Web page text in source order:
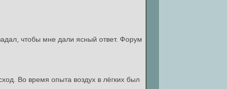
чтобы мне дали ясный ответ. Форум
Во время опыта воздух в лёгких был